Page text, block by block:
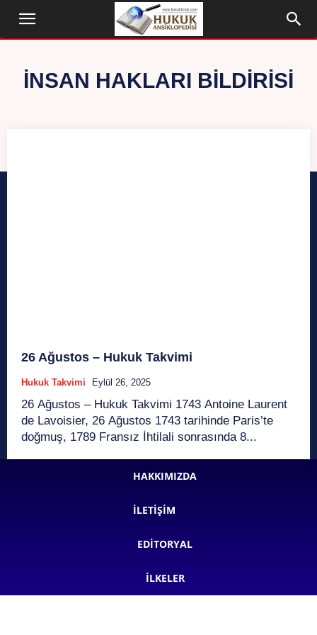
İNSAN HAKLARI BILDIRISI
26 Ağustos – Hukuk Takvimi
Hukuk Takvimi Eylül 26, 2025
26 Ağustos – Hukuk Takvimi 1743 Antoine Laurent
de Lavoisier, 26 Ağustos 1743 tarihinde Paris’te
doğmuş, 1789 Fransız İhtilali sonrasında 8...
HAKKIMIZDA
İLETIŞIM
EDITORYAL
İLKELER